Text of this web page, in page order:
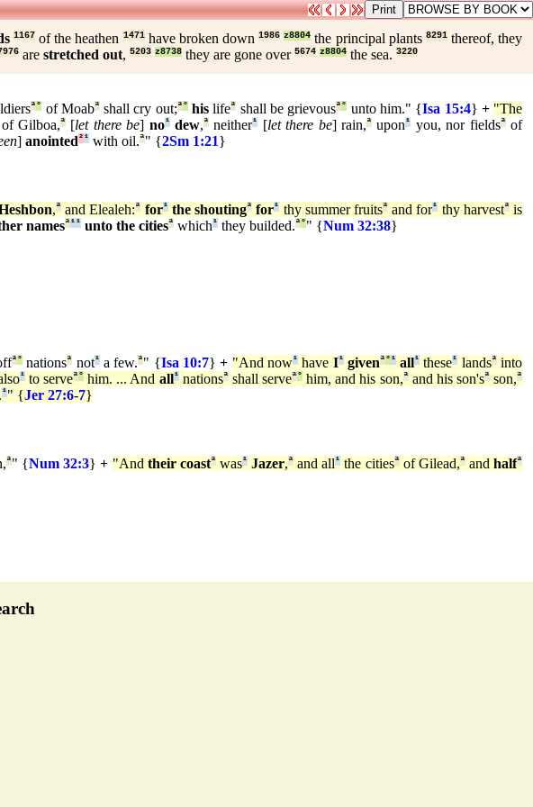
1167 of the heathen 1471have broken down1986 z8804 the principal plants 8291thereof, they
are stretched out, 5203 z8738 they are gone over 5674 z8804 the sea. 3220
ª° of Moabªshall cry out;ª° his lifeª shall be grievousª° unto him." {Isa 15:4} + "The
of Gilboa,ª[let there be] no¹dew,ªneither¹ [let there be] rain,ªupon¹ you, nor fieldsªof
] anointed²¹ with oil.ª" {2Sm 1:21}
,ª and Elealeh:ª for¹ the shoutingª for¹ thy summer fruitsª and for¹ thy harvestª is
namesª¹¹ unto the citiesª which¹ they builded.ª°" {Num 32:38}
ª°nationsª not¹a few.ª" {Isa 10:7} + "And now¹have I¹givenª°¹all¹ these¹ landsª into
¹to serveª° him. ... And all¹nationsª shall serveª° him, and his son,ª and his son'sª son,ª
¹" {Jer 27:6-7}
ª" {Num 32:3} + "And their coastª was¹ Jazer,ª and all¹ the citiesª of Gilead,ª and halfª